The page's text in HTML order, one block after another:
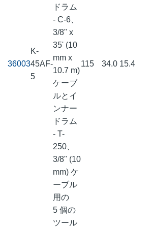
36003
K-
45AF-
5
ドラム
- C-6、
3/8" x
35' (10
mm x
10.7 m)
ケーブ
ルとイ
ンナー
ドラム
- T-
250、
3/8" (10
mm) ケ
ーブル
用の
5 個の
ツール
115 34.0 15.4